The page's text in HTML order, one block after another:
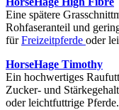
Eine spätere
Rohfaseranteil und
fürFreizeitpferde oder
HorseHage Timothy
Ein hochwertiges
Zucker- und
oder leichtfuttrige Pferde.